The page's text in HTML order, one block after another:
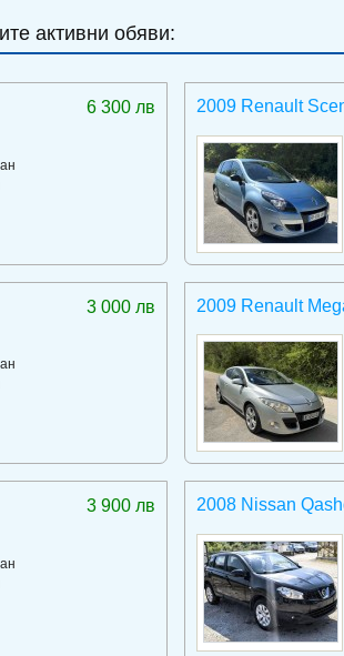
активни обяви:
6 300 лв 2009 Renault
3 000 лв 2009 Renault
3 900 лв 2008 Nissan